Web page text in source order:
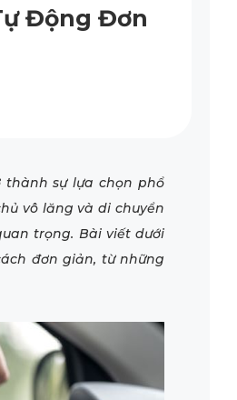
Động Đơn
thành sự lựa chọn phổ
vô lăng và di chuyển
trọng. Bài viết dưới
đơn giản, từ những